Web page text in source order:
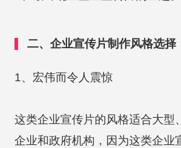
二、企业宣传片制作风格选择
1、宏伟而令人震惊
这类企业宣传片的风格适合大型
企业和政府机构，因为这类企业